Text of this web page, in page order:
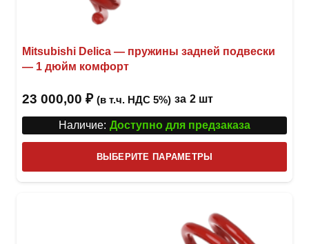
Mitsubishi Delica — пружины задней подвески
— 1 дюйм комфорт
23 000,00 ₽ (в т.ч. НДС 5%) за 2 шт
Наличие: Доступно для предзаказа
ВЫБЕРИТЕ ПАРАМЕТРЫ
товар